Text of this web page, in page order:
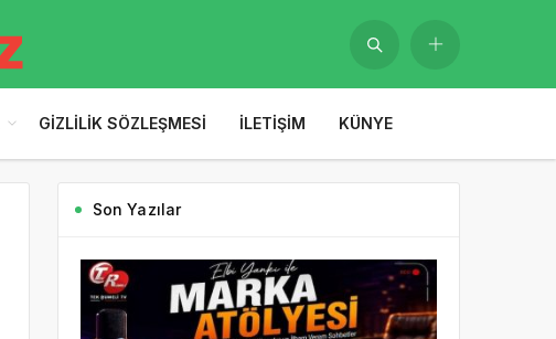
GIZLILIK SÖZLEŞMESI İLETIŞIM KÜNYE
Son Yazılar